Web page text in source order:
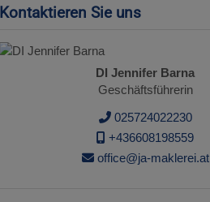
Kontaktieren Sie uns
DI Jennifer Barna
Geschäftsführerin
025724022230
+436608198559
office@ja-maklerei.at